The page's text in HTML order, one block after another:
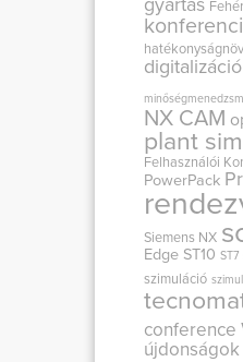
gyártás
digitalizáció
NX CAM
plant
Felhasználói
PowerPack
Siemens NX
Edge ST10 ST7
szimuláció
conference
újdonságok